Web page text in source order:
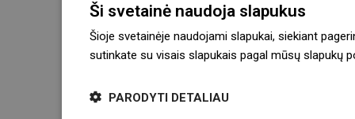
Ši svetainė naudoja slapukus
Šioje svetainėje naudojami slapukai, siekiant
sutinkate su visais slapukais pagal mūsų slapukų
PARODYTI DETALIAU